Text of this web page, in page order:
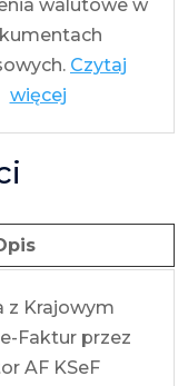
walutowe w
Czytaj
więcej
z Krajowym
Faktur przez
AF KSeF